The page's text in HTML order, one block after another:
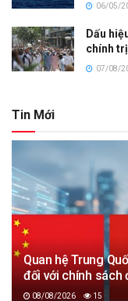
06/05/
Dấu
chính
07/08/
Tin Mới
Quan hệ Trung
đối với chính sách
08/08/2026 15